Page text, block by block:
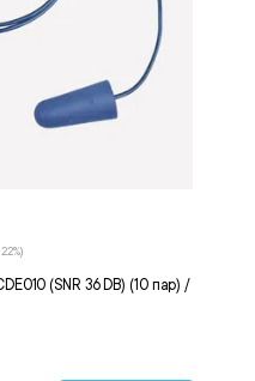
(SNR 36 DB) (10 пар) /